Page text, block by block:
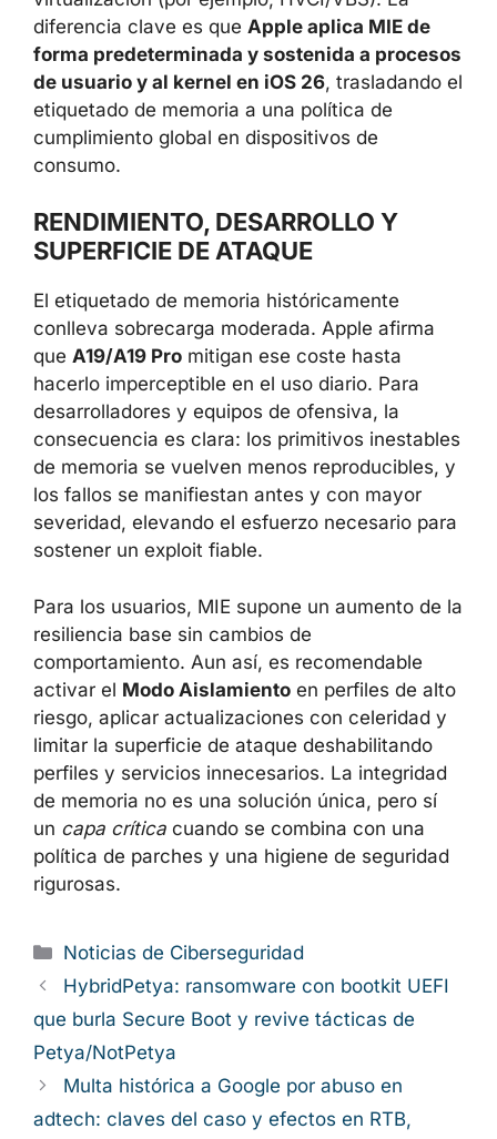
diferencia clave es que Apple aplica MIE de
forma predeterminada y sostenida a procesos
de usuario y al kernel en iOS 26, trasladando el
etiquetado de memoria a una política de
cumplimiento global en dispositivos de
consumo.
RENDIMIENTO, DESARROLLO Y
SUPERFICIE DE ATAQUE
El etiquetado de memoria históricamente
conlleva sobrecarga moderada. Apple afirma
que A19/A19 Pro mitigan ese coste hasta
hacerlo imperceptible en el uso diario. Para
desarrolladores y equipos de ofensiva, la
consecuencia es clara: los primitivos inestables
de memoria se vuelven menos reproducibles, y
los fallos se manifiestan antes y con mayor
severidad, elevando el esfuerzo necesario para
sostener un exploit fiable.
Para los usuarios, MIE supone un aumento de la
resiliencia base sin cambios de
comportamiento. Aun así, es recomendable
activar el Modo Aislamiento en perfiles de alto
riesgo, aplicar actualizaciones con celeridad y
limitar la superficie de ataque deshabilitando
perfiles y servicios innecesarios. La integridad
de memoria no es una solución única, pero sí
un capa crítica cuando se combina con una
política de parches y una higiene de seguridad
rigurosas.
Categorías
Noticias de Ciberseguridad
HybridPetya: ransomware con bootkit UEFI
que burla Secure Boot y revive tácticas de
Petya/NotPetya
Multa histórica a Google por abuso en
adtech: claves del caso y efectos en RTB,